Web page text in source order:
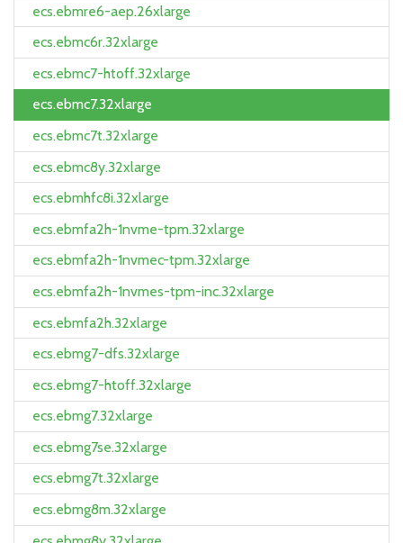
ecs.ebmre6-aep.26xlarge
ecs.ebmc6r.32xlarge
ecs.ebmc7-htoff.32xlarge
ecs.ebmc7.32xlarge
ecs.ebmc7t.32xlarge
ecs.ebmc8y.32xlarge
ecs.ebmhfc8i.32xlarge
ecs.ebmfa2h-1nvme-tpm.32xlarge
ecs.ebmfa2h-1nvmec-tpm.32xlarge
ecs.ebmfa2h-1nvmes-tpm-inc.32xlarge
ecs.ebmfa2h.32xlarge
ecs.ebmg7-dfs.32xlarge
ecs.ebmg7-htoff.32xlarge
ecs.ebmg7.32xlarge
ecs.ebmg7se.32xlarge
ecs.ebmg7t.32xlarge
ecs.ebmg8m.32xlarge